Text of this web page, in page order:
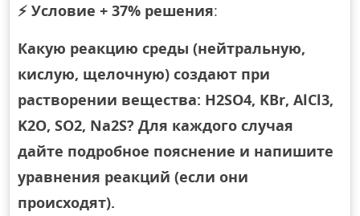
⚡ Условие + 37% решения:
Какую реакцию среды (нейтральную,
кислую, щелочную) создают при
растворении вещества: H2SO4, KBr, AlCl3,
K2O, SO2, Na2S? Для каждого случая
дайте подробное пояснение и напишите
уравнения реакций (если они
происходят).